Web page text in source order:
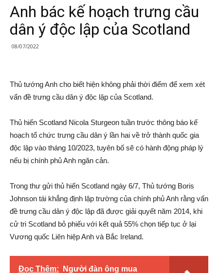
Anh bác kế hoạch trưng cầu
dân ý độc lập của Scotland
08/07/2022
Thủ tướng Anh cho biết hiện không phải thời điểm để xem xét
vấn đề trưng cầu dân ý độc lập của Scotland.
Thủ hiến Scotland Nicola Sturgeon tuần trước thông báo kế
hoạch tổ chức trưng cầu dân ý lần hai về trở thành quốc gia
độc lập vào tháng 10/2023, tuyên bố sẽ có hành động pháp lý
nếu bị chính phủ Anh ngăn cản.
Trong thư gửi thủ hiến Scotland ngày 6/7, Thủ tướng Boris
Johnson tái khẳng định lập trường của chính phủ Anh rằng vấn
đề trưng cầu dân ý độc lập đã được giải quyết năm 2014, khi
cử tri Scotland bỏ phiếu với kết quả 55% chọn tiếp tục ở lại
Vương quốc Liên hiệp Anh và Bắc Ireland.
Đọc Thêm:
Người đàn ông mua